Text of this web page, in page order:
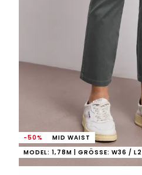
-50%
MID WAIST
MODEL: 1,78M | GRÖSSE: W36 / L26